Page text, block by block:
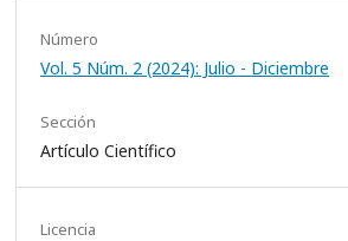
Número
Vol. 5 Núm. 2 (2024): Julio - Diciembre
Sección
Artículo Científico
Licencia